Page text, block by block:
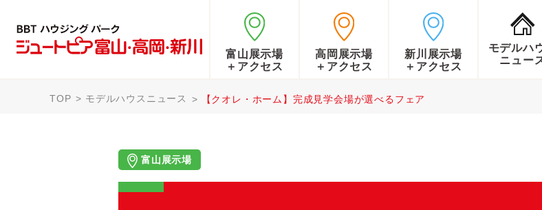
富山展示場
＋アクセス
高岡展示場
＋アクセス
新川展示場
＋アクセス
モデルハ
ニュー
TOP モデルハウスニュース 【クオレ・ホーム】完成見学会場が選べるフェア
富山展示場